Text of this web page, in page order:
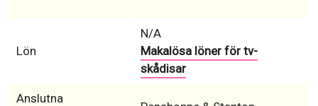
Lön
N/A
Makalösa löner för tv-
skådisar
Anslutna